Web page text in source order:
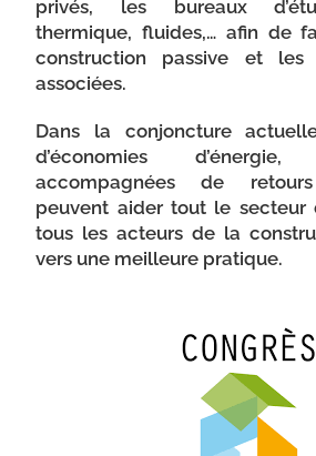
privés, les bureaux
thermique, fluides,… afin de
construction passive et les
associées.
Dans la conjoncture
d’économies
accompagnées de retours
peuvent aider tout le secteur
tous les acteurs de la
vers une meilleure pratique.